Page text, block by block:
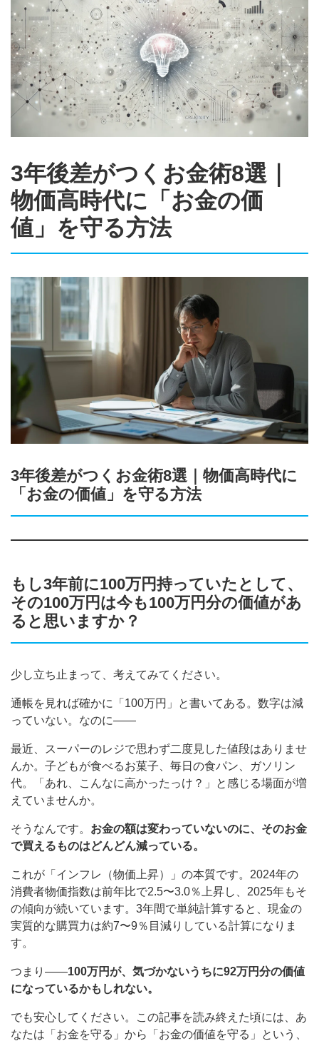
3年後差がつくお金術8選｜
物価高時代に「お金の価
値」を守る方法
3年後差がつくお金術8選｜物価高時代に
「お金の価値」を守る方法
もし3年前に100万円持っていたとして、
その100万円は今も100万円分の価値があ
ると思いますか？
少し立ち止まって、考えてみてください。
通帳を見れば確かに「100万円」と書いてある。数字は減
っていない。なのに——
最近、スーパーのレジで思わず二度見した値段はありませ
んか。子どもが食べるお菓子、毎日の食パン、ガソリン
代。「あれ、こんなに高かったっけ？」と感じる場面が増
えていませんか。
そうなんです。 お金の額は変わっていないのに、そのお金
で買えるものはどんどん減っている。
これが「インフレ（物価上昇）」の本質です。2024年の
消費者物価指数は前年比で2.5〜3.0％上昇し、2025年もそ
の傾向が続いています。3年間で単純計算すると、現金の
実質的な購買力は約7〜9％目減りしている計算になりま
す。
つまり——100万円が、気づかないうちに92万円分の価値
になっているかもしれない。
でも安心してください。この記事を読み終えた頃には、あ
なたは「お金を守る」から「お金の価値を守る」という、